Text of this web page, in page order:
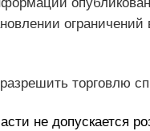
торговлю
не допускается